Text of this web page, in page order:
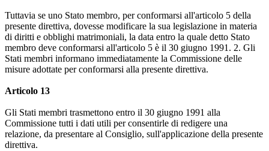
Tuttavia se uno Stato membro, per conformarsi all'articolo 5 della
presente direttiva, dovesse modificare la sua legislazione in materia
di diritti e obblighi matrimoniali, la data entro la quale detto Stato
membro deve conformarsi all'articolo 5 è il 30 giugno 1991. 2. Gli
Stati membri informano immediatamente la Commissione delle
misure adottate per conformarsi alla presente direttiva.
Articolo 13
Gli Stati membri trasmettono entro il 30 giugno 1991 alla
Commissione tutti i dati utili per consentirle di redigere una
relazione, da presentare al Consiglio, sull'applicazione della presente
direttiva.